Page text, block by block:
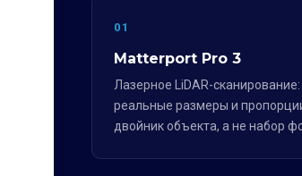
01
Matterport Pro 3
Лазерное LiDAR-
реальные размеры и
двойник объекта, а не набор